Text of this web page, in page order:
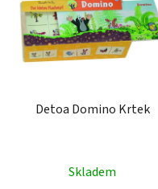
Detoa Domino Krtek
Skladem